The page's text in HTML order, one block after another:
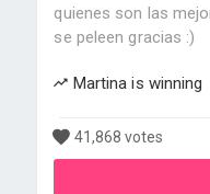
quienes son las
se peleen gracias :)
Martina is winning
41,868 votes